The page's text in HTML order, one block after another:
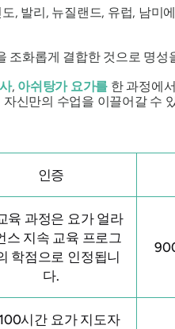
, 발리, 뉴질랜드, 유럽, 남미
조화롭게 결합한 것으로 명성
, 아쉬탕가 요가를 한 과정에
신만의 수업을 이끌어갈 수
인증
육 과정은 요가 얼라
스 지속 교육 프로그
학점으로 인정됩니
다.
100시간 요가 지도자